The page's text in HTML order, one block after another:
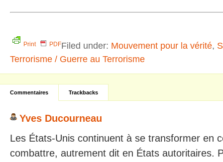
Print PDFFiled under: Mouvement pour la vérité,
Terrorisme / Guerre au Terrorisme
Commentaires Trackbacks
Yves Ducourneau
Les États-Unis continuent à se transformer en
combattre, autrement dit en États autoritaires.